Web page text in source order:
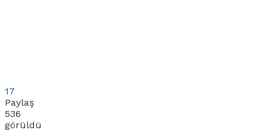
17
Paylaş
536
görüldü